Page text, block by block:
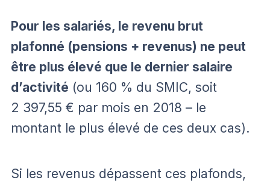
Pour les salariés, le revenu brut
plafonné (pensions + revenus) ne peut
être plus élevé que le dernier salaire
d’activité (ou 160 % du SMIC, soit
2 397,55 € par mois en 2018 – le
montant le plus élevé de ces deux cas).
Si les revenus dépassent ces plafonds,